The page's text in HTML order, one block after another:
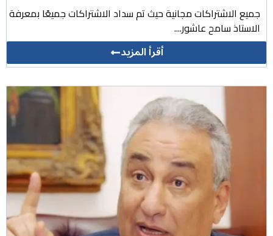
جميع الاشتراكات مجانية حيث تم سداد الاشتراكات جميعًا بمعرفة
الاستاذ سامح عاشور....
أقرأ المزيد